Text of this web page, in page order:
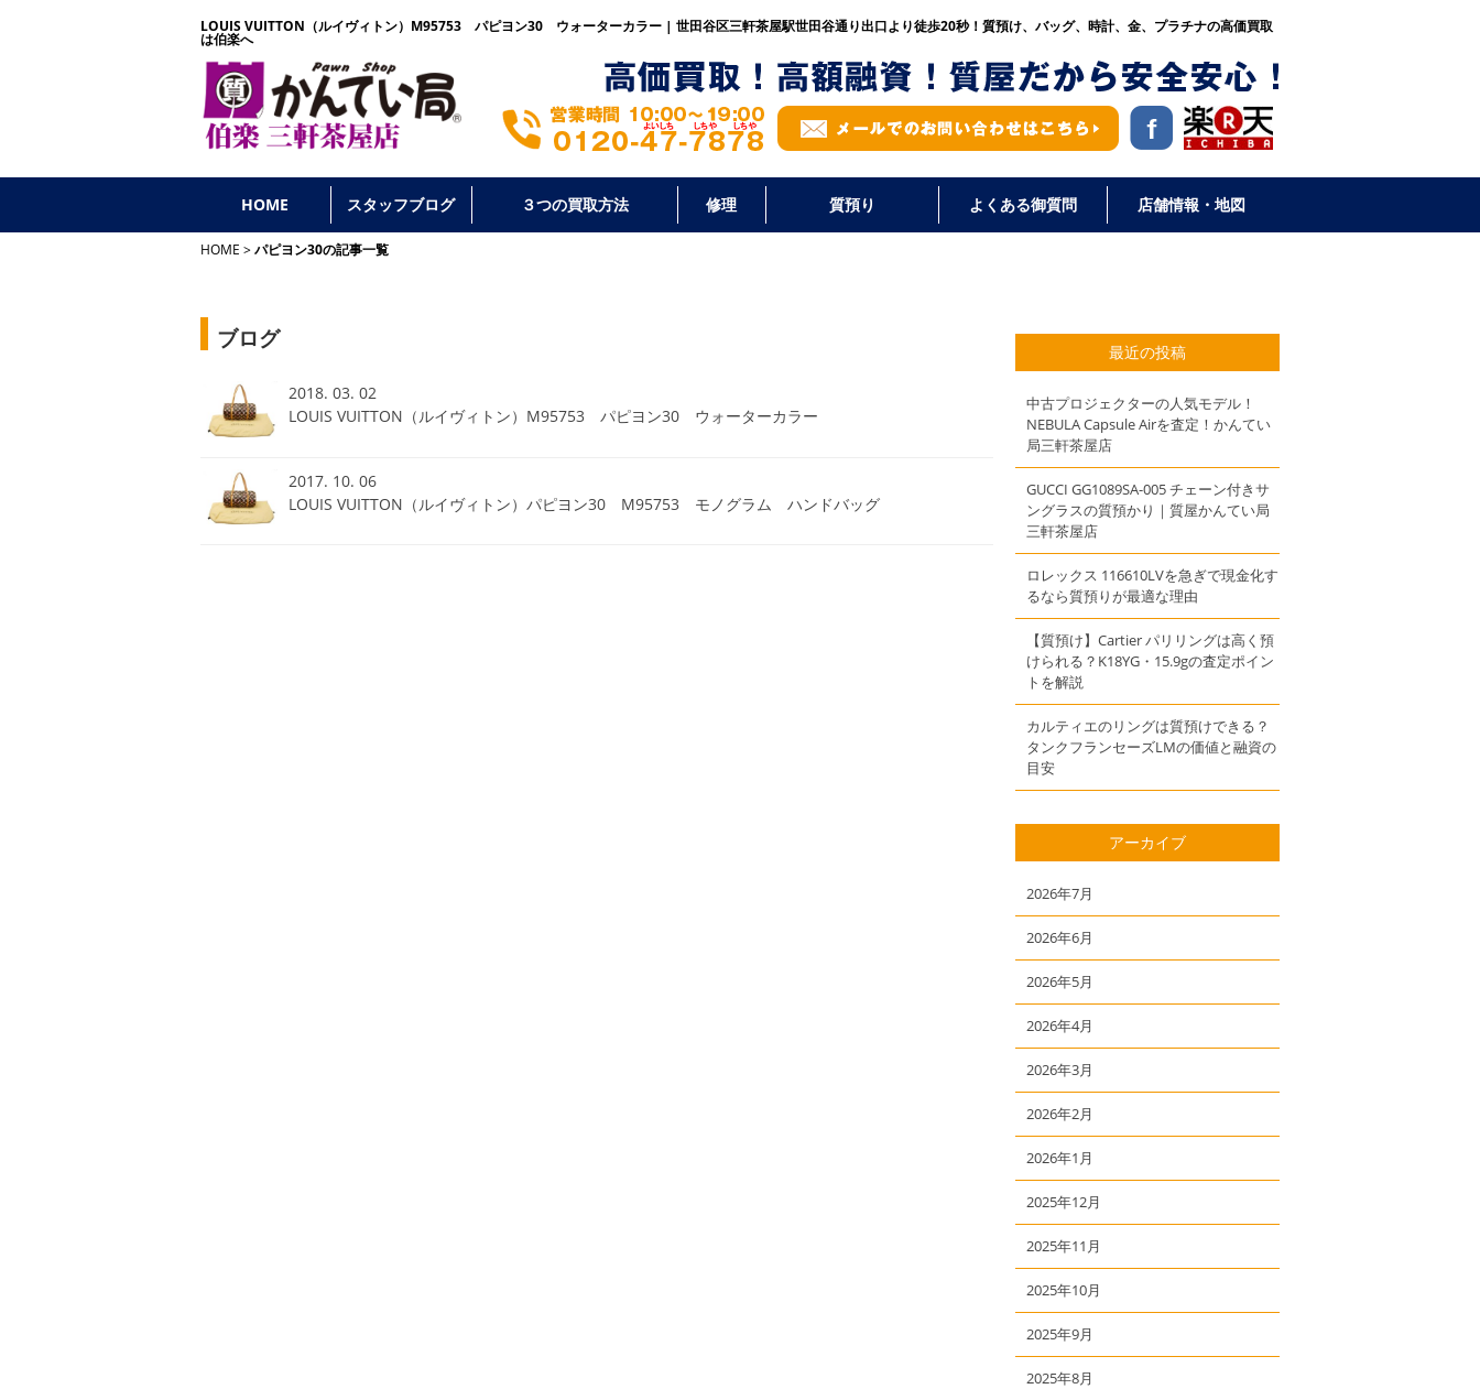
LOUIS VUITTON（ルイヴィトン）M95753 パピヨン30 ウォーターカラー | 世田谷区三軒茶屋駅世田谷通り出口より徒歩20秒！ 質預け、バッグ、時計、金、プラチナの高価買取
は伯楽へ
HOME スタッフブログ ３つの買取方法 修理 質預り よくある御質問 店舗情報・地図
HOME パピヨン30の記事一覧
ブログ
2018. 03. 02
LOUIS VUITTON（ルイヴィトン）M95753 パピヨン30 ウォーターカラー
2017. 10. 06
LOUIS VUITTON（ルイヴィトン）パピヨン30 M95753 モノグラム ハンドバッグ
最近の投稿
中古プロジェクターの人気モデル！
NEBULA Capsule Airを査定！かんてい
局三軒茶屋店
GUCCI GG1089SA-005 チェーン付きサ
ングラスの質預かり｜質屋かんてい局
三軒茶屋店
ロレックス 116610LVを急ぎで現金化す
るなら質預りが最適な理由
【質預け】Cartier パリリングは高く預
けられる？K18YG・15.9gの査定ポイン
トを解説
カルティエのリングは質預けできる？
タンクフランセーズLMの価値と融資の
目安
アーカイブ
2026年7月
2026年6月
2026年5月
2026年4月
2026年3月
2026年2月
2026年1月
2025年12月
2025年11月
2025年10月
2025年9月
2025年8月